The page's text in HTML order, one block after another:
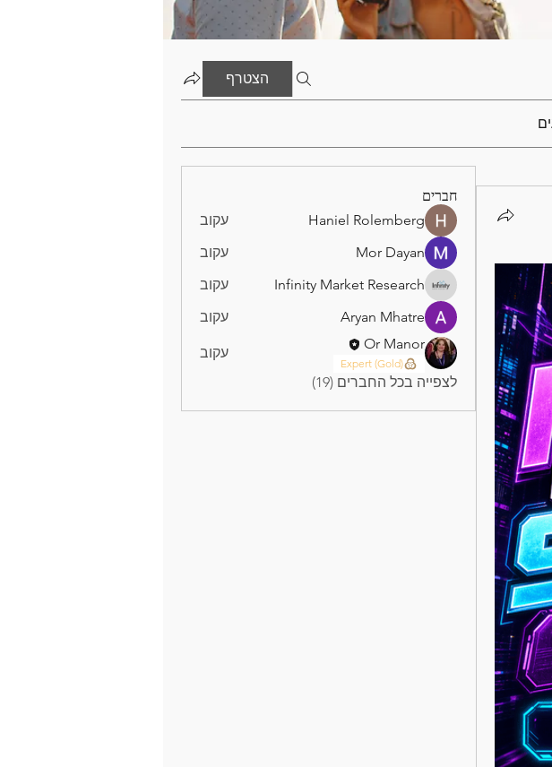
הצטרף
חברים
Haniel Rolemberg
עקוב
Mor Dayan
עקוב
Infinity Market Research
עקוב
Aryan Mhatre
עקוב
Or Manor
Expert (Gold)
עקוב
לצפייה בכל החברים (19)